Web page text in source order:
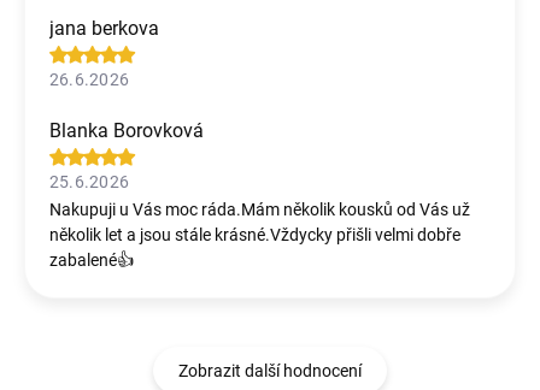
jana berkova
26.6.2026
Blanka Borovková
25.6.2026
Nakupuji u Vás moc ráda.Mám několik kousků od Vás už
několik let a jsou stále krásné.Vždycky přišli velmi dobře
zabalené👍
Zobrazit další hodnocení